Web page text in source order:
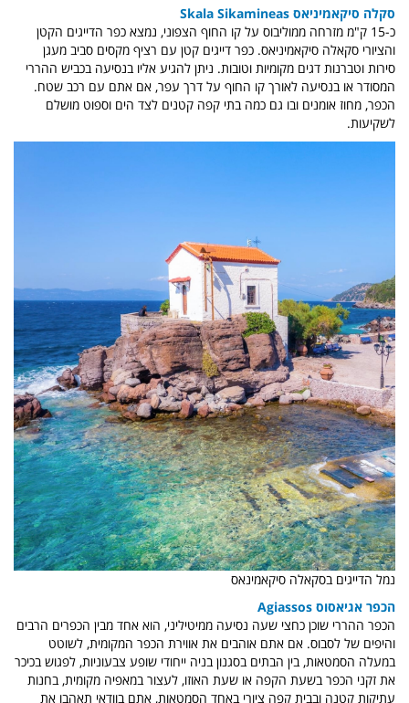
סקלה סיקאמיניאס Skala Sikamineas
כ-15 ק"מ מזרחה ממוליבוס על קו החוף הצפוני, נמצא כפר הדייגים הקטן
והציורי סקאלה סיקאמיניאס. כפר דייגים קטן עם רציף מקסים סביב מעגן
סירות וטברנות דגים מקומיות וטובות. ניתן להגיע אליו בנסיעה בכביש ההררי
המסודר או בנסיעה לאורך קו החוף על דרך עפר, אם אתם עם רכב שטח.
הכפר, מחוז אומנים ובו גם כמה בתי קפה קטנים לצד הים וספוט מושלם
לשקיעות.
נמל הדייגים בסקאלה סיקאמינאס
הכפר אגיאסוס Agiassos
הכפר ההררי שוכן כחצי שעה נסיעה ממיטיליני, הוא אחד מבין הכפרים הרבים
והיפים של לסבוס. אם אתם אוהבים את אווירת הכפר המקומית, לשוטט
במעלה הסמטאות, בין הבתים בסגנון בניה ייחודי שופע צבעוניות, לפגוש בכיכר
את זקני הכפר בשעת הקפה או שעת האוזו, לעצור במאפיה מקומית, בחנות
עתיקות קטנה ובבית קפה ציורי באחד הסמטאות, אתם בוודאי תאהבו את